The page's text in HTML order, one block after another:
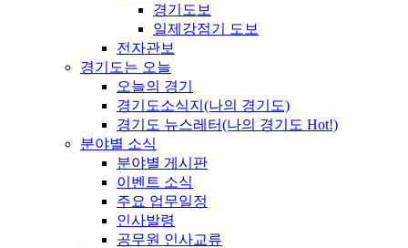
경기도보
일제강점기 도보
전자관보
경기도는 오늘
오늘의 경기
경기도소식지(나의 경기도)
경기도 뉴스레터(나의 경기도 Hot!)
분야별 소식
분야별 게시판
이벤트 소식
주요 업무일정
인사발령
공무원 인사교류